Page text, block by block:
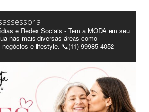
e Redes Sociais - Tem a MODA em seu
nas mais diversas áreas como
negócios e lifestyle. 📞(11) 99985-4052